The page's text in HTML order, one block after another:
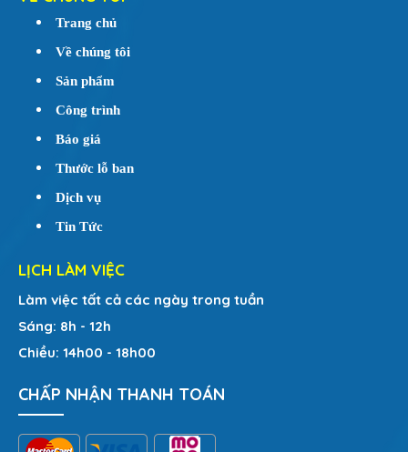
Trang chủ
Về chúng tôi
Sản phẩm
Công trình
Báo giá
Thước lỗ ban
Dịch vụ
Tin Tức
LỊCH LÀM VIỆC
Làm việc tất cả các ngày trong tuần
Sáng: 8h - 12h
Chiều: 14h00 - 18h00
CHẤP NHẬN THANH TOÁN